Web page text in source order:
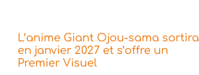
L’anime Giant Ojou-sama sortira
en janvier 2027 et s’offre un
Premier Visuel